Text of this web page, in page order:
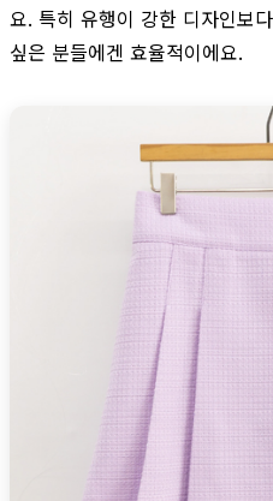
요. 특히 유행이 강한 디자인보
싶은 분들에겐 효율적이에요.